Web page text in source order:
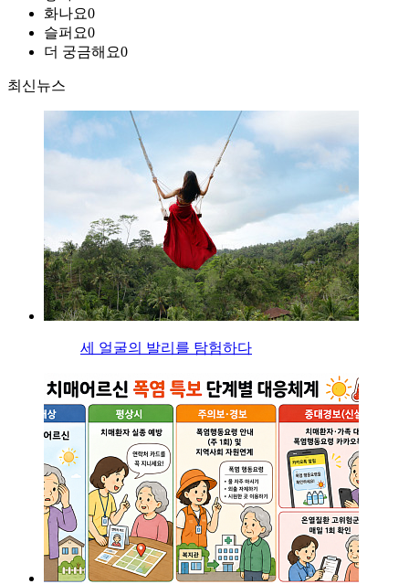
화나요0
슬퍼요0
더 궁금해요0
최신뉴스
세 얼굴의 발리를 탐험하다